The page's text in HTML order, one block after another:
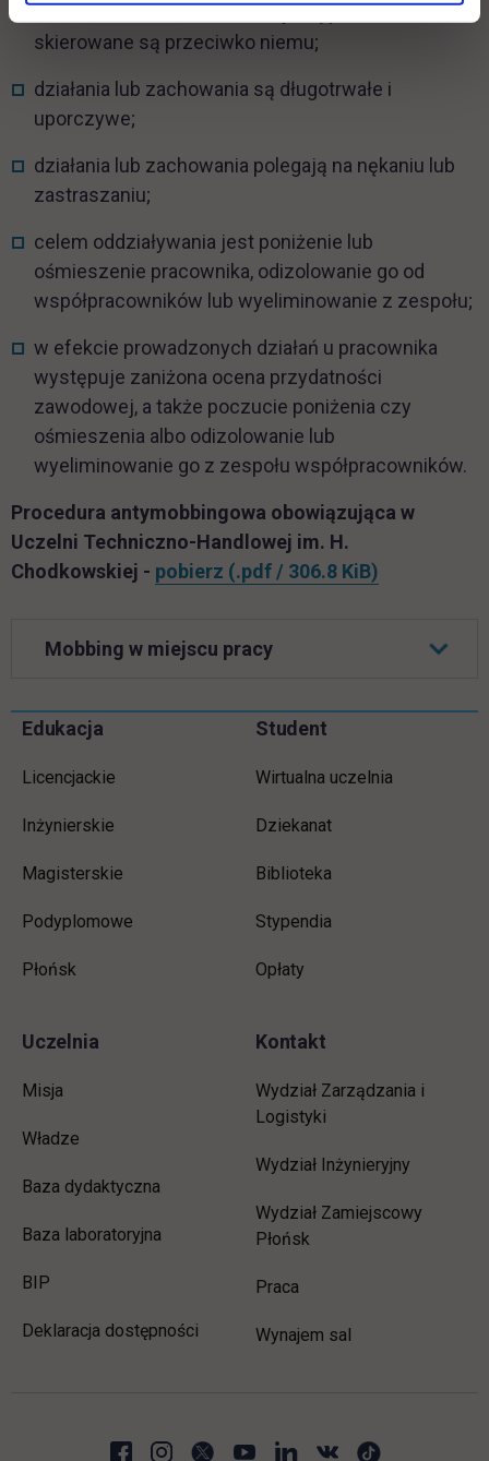
działania lub zachowania dotyczą pracownika lub
skierowane są przeciwko niemu;
działania lub zachowania są długotrwałe i
uporczywe;
działania lub zachowania polegają na nękaniu lub
zastraszaniu;
celem oddziaływania jest poniżenie lub
ośmieszenie pracownika, odizolowanie go od
współpracowników lub wyeliminowanie z zespołu;
w efekcie prowadzonych działań u pracownika
występuje zaniżona ocena przydatności
zawodowej, a także poczucie poniżenia czy
ośmieszenia albo odizolowanie lub
wyeliminowanie go z zespołu współpracowników.
Procedura antymobbingowa obowiązująca w
Uczelni Techniczno-Handlowej im. H.
Chodkowskiej - pobierz (.pdf / 306.8 KiB)
Mobbing w miejscu pracy
Pomiń
Informacje w stopce
Edukacja
Licencjackie
Inżynierskie
Magisterskie
Podyplomowe
Płońsk
Student
Wirtualna uczelnia
Dziekanat
Biblioteka
Stypendia
Opłaty
Uczelnia
Misja
Władze
Baza dydaktyczna
Baza laboratoryjna
BIP link otwiera się w nowej karcie
Deklaracja dostępności
Kontakt
Wydział Zarządzania i
Logistyki
Wydział Inżynieryjny
Wydział Zamiejscowy
Płońsk
Praca
Wynajem sal